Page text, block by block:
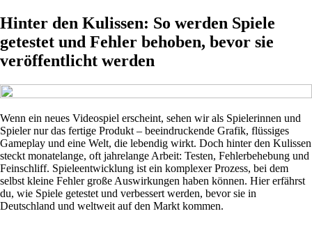
Hinter den Kulissen: So werden Spiele
getestet und Fehler behoben, bevor sie
veröffentlicht werden
Wenn ein neues Videospiel erscheint, sehen wir als Spielerinnen und
Spieler nur das fertige Produkt – beeindruckende Grafik, flüssiges
Gameplay und eine Welt, die lebendig wirkt. Doch hinter den Kulissen
steckt monatelange, oft jahrelange Arbeit: Testen, Fehlerbehebung und
Feinschliff. Spieleentwicklung ist ein komplexer Prozess, bei dem
selbst kleine Fehler große Auswirkungen haben können. Hier erfährst
du, wie Spiele getestet und verbessert werden, bevor sie in
Deutschland und weltweit auf den Markt kommen.